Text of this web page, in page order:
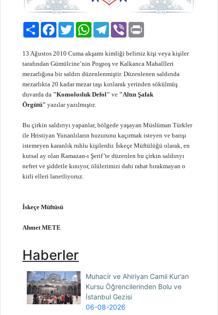
PaylaşFacebook
TwitterWhatsAppTelegram
Viber
13 Ağustos 2010 Cuma akşamı kimliği belirsiz kişi veya kişiler
tarafından Gümülcine’nin Poşpoş ve Kalkanca Mahallleri
mezarlığına bir saldırı düzenlenmiştir. Düzenlenen saldırıda
mezarlıkta 20 kadar mezar taşı kırılarak yerinden sökülmüş
duvarda da "Konsolosluk Defol" ve "Altın Şafak
Örgütü" yazılar yazılmıştır.
Bu çirkin saldırıyı yapanlar, bölgede yaşayan Müslüman Türkler
ile Hristiyan Yunanlıların huzurunu kaçırmak isteyen ve barışı
istemeyen karanlık ruhlu kişilerdir. İskeçe Müftülüğü olarak, en
kutsal ay olan Ramazan-ı Şerif’te düzenlen bu çirkin saldırıyı
nefret ve şiddetle kınıyor, ölülerimizi dahi rahat bırakmayan o
kirli elleri lanetliyoruz.
İskeçe Müftüsü
Ahmet METE
Haberler
Muhacir ve Ahiriyan Camii Kur’an
Kursu Öğrencilerinden Bolu ve
İstanbul Gezisi
06-08-2026